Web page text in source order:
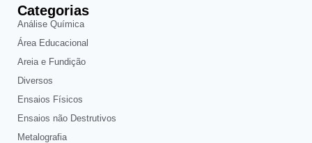
Categorias
Análise Química
Área Educacional
Areia e Fundição
Diversos
Ensaios Físicos
Ensaios não Destrutivos
Metalografia